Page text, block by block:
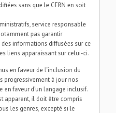
sans que le CERN en soit
service responsable
pas garantir
informations diffusées sur ce
liens apparaissant sur celui-ci.
en faveur de l’inclusion du
progressivement à jour nos
en faveur d’un langage inclusif.
apparent, il doit être compris
les genres, excepté si le